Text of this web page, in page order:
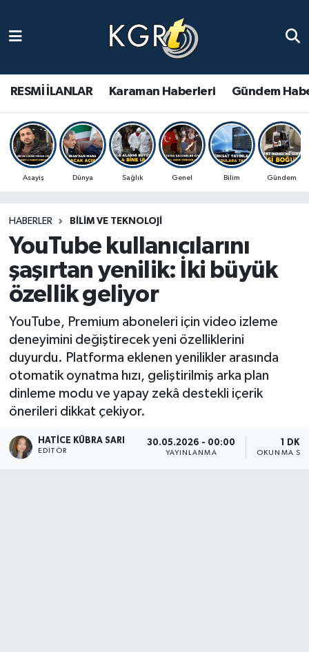
RESMİ İLANLAR Karaman Haberleri Gündem
Asayiş Dünya Sağlık Genel Bilim Gündem
HABERLER BILIM VE TEKNOLOJI
YouTube kullanıcılarını
şaşırtan yenilik: İki büyük
özellik geliyor
YouTube, Premium aboneleri için video izleme
deneyimini değiştirecek yeni özelliklerini
duyurdu. Platforma eklenen yenilikler arasında
otomatik oynatma hızı, geliştirilmiş arka plan
dinleme modu ve yapay zekâ destekli içerik
önerileri dikkat çekiyor.
HATICE KÜBRA SARI
EDITÖR
30.05.2026 - 00:00
YAYINLANMA
1 DK
OKUNMA
Gündem Haberleri
Güncel Haberler
Spor Haberleri
Ulusal Haberler
Vefat Edenler